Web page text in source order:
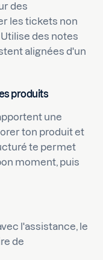
des
les tickets non
des notes
alignées d'un
produits
une
ton produit et
te permet
moment, puis
l'assistance, le
de